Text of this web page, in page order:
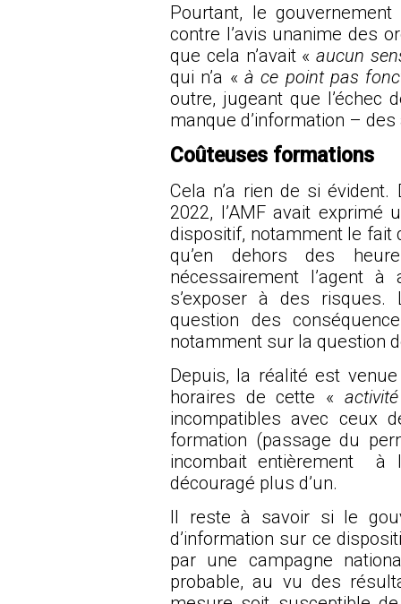
Pourtant, le
contre l’avis unanime des
que cela n’avait «aucun
qui n’a « à ce point pas
outre, jugeant que l’échec
manque d’information –
Coûteuses formations
Cela n’a rien de si
2022, l’AMF avait
dispositif, notamment le fait
qu’en dehors des
nécessairement l’agent
s’exposer à des risques.
question des
notamment sur la question
Depuis, la réalité est
horaires de cette «
incompatibles avec ceux
formation (passage du
incombait entièrement à
découragé plus d’un.
Il reste à savoir si le
d’information sur ce
par une campagne
probable, au vu des